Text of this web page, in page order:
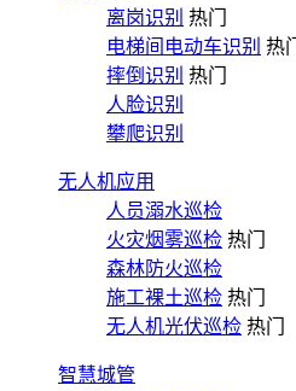
离岗识别 热门
电梯间电动车识别 热门
摔倒识别 热门
人脸识别
攀爬识别
无人机应用
人员溺水巡检
火灾烟雾巡检 热门
森林防火巡检
施工裸土巡检 热门
无人机光伏巡检 热门
智慧城管